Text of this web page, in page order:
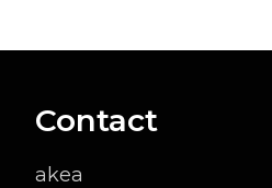
Contact
akea